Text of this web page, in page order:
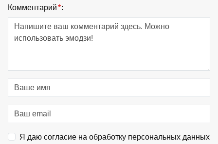
Комментарий*:
Я даю согласие на обработку персональных данных